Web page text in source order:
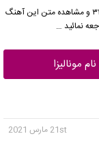
با کیفیت ۱۲۸ و ۳۲۰ و مشاهده متن این آهنگ
نمائید …
مونالیزا
21st مارس 2021